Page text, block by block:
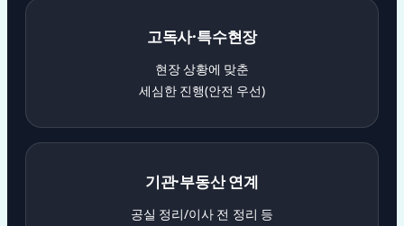
고독사·특수현장
현장 상황에 맞춘
세심한 진행(안전 우선)
기관·부동산 연계
공실 정리/이사 전 정리 등